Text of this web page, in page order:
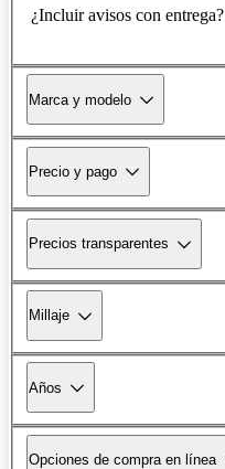
¿Incluir avisos con entrega?
Marca y modelo
Precio y pago
Precios transparentes
Millaje
Años
Opciones de compra en línea